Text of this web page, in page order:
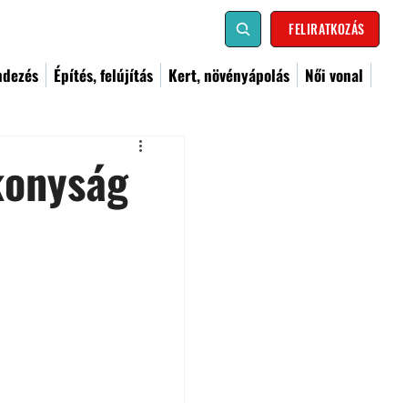
FELIRATKOZÁS
Építés, felújítás Kert, növényápolás
Női vonal